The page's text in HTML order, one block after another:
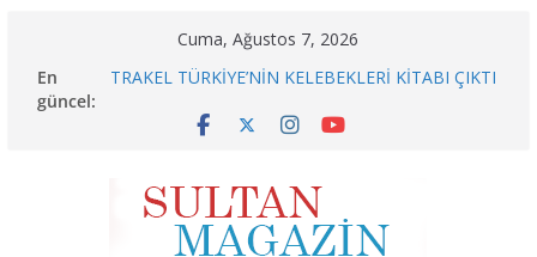
content
Cuma, Ağustos 7, 2026
En
güncel:
TRAKEL TÜRKİYE’NİN KELEBEKLERİ KİTABI ÇIKTI
YÖNETİLMEYİ HAK EDİYOR”
24 TEMMUZ’DA BGC’DEN MESLEK YASASI
VURGUSU